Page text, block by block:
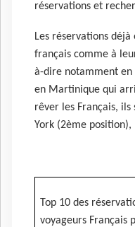
réservations et
Les réservations
français comme à
à-dire notamment en
en Martinique qui
rêver les Français,
York (2ème
Top 10 des
voyageurs Français